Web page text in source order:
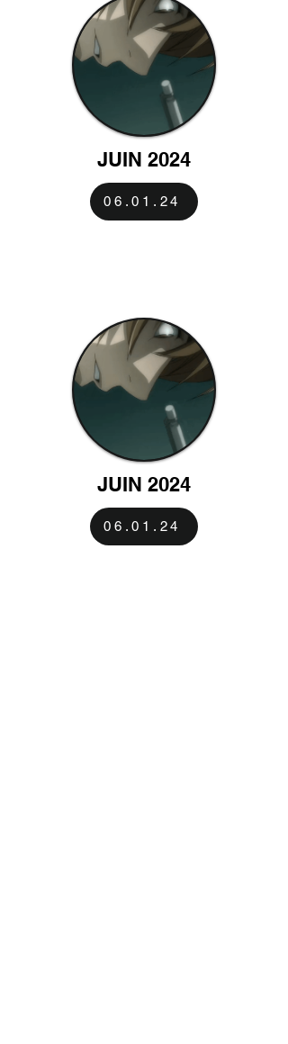
JUIN 2024
06.01.24
JUIN 2024
06.01.24